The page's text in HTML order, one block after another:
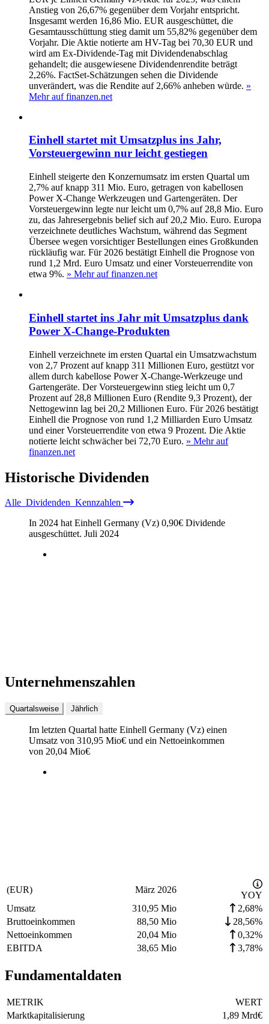
Anstieg von 26,67% gegenüber dem Vorjahr entspricht.
Insgesamt werden 16,86 Mio. EUR ausgeschüttet, die
Gesamtausschüttung stieg damit um 55,82% gegenüber dem
Vorjahr. Die Aktie notierte am HV-Tag bei 70,30 EUR und
wird am Ex‑Dividende‑Tag mit Dividendenabschlag
gehandelt; die ausgewiesene Dividendenrendite beträgt
2,26%. FactSet-Schätzungen sehen die Dividende
unverändert, was die Rendite auf 2,66% anheben würde. »
Mehr auf finanzen.net
Einhell startet mit Umsatzplus ins Jahr,
Vorsteuergewinn nur leicht gestiegen
Einhell steigerte den Konzernumsatz im ersten Quartal um
2,7% auf knapp 311 Mio. Euro, getragen von kabellosen
Power X-Change Werkzeugen und Gartengeräten. Der
Vorsteuergewinn legte nur leicht um 0,7% auf 28,8 Mio. Euro
zu, das Jahresergebnis belief sich auf 20,2 Mio. Euro. Europa
verzeichnete deutliches Wachstum, während das Segment
Übersee wegen vorsichtiger Bestellungen eines Großkunden
rückläufig war. Für 2026 bestätigt Einhell die Prognose von
rund 1,2 Mrd. Euro Umsatz und einer Vorsteuerrendite von
etwa 9%. » Mehr auf finanzen.net
Einhell startet ins Jahr mit Umsatzplus dank
Power X-Change-Produkten
Einhell verzeichnete im ersten Quartal ein Umsatzwachstum
von 2,7 Prozent auf knapp 311 Millionen Euro, gestützt vor
allem durch kabellose Power X-Change-Werkzeuge und
Gartengeräte. Der Vorsteuergewinn stieg leicht um 0,7
Prozent auf 28,8 Millionen Euro (Rendite 9,3 Prozent), der
Nettogewinn lag bei 20,2 Millionen Euro. Für 2026 bestätigt
Einhell die Prognose von rund 1,2 Milliarden Euro Umsatz
und einer Vorsteuerrendite von etwa 9 Prozent. Die Aktie
notierte leicht schwächer bei 72,70 Euro. » Mehr auf
finanzen.net
Historische Dividenden
Alle Dividenden Kennzahlen
In 2024 hat Einhell Germany (Vz) 0,90€ Dividende
ausgeschüttet. Juli 2024
Unternehmenszahlen
Quartalsweise Jährlich
Im letzten Quartal hatte Einhell Germany (Vz) einen
Umsatz von 310,95 Mio€ und ein Nettoeinkommen
von 20,04 Mio€
(EUR) März 2026
YOY
Umsatz
310,95 Mio
2,68%
Bruttoeinkommen
88,50 Mio
28,56%
Nettoeinkommen
20,04 Mio
0,32%
EBITDA
38,65 Mio 3,78%
Fundamentaldaten
METRIK
WERT
Marktkapitalisierung
1,89 Mrd€